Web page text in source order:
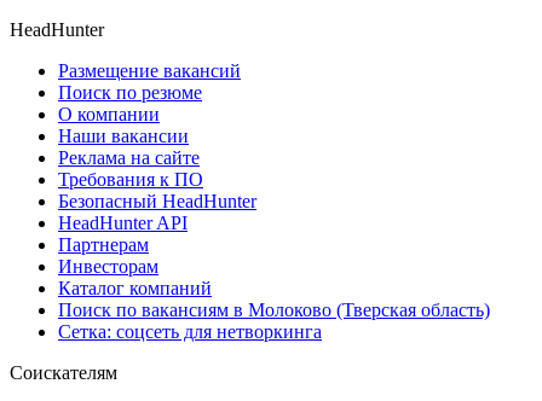
HeadHunter
Размещение вакансий
Поиск по резюме
О компании
Наши вакансии
Реклама на сайте
Требования к ПО
Безопасный HeadHunter
HeadHunter API
Партнерам
Инвесторам
Каталог компаний
Поиск по вакансиям в Молоково (Тверская область)
Сетка: соцсеть для нетворкинга
Соискателям